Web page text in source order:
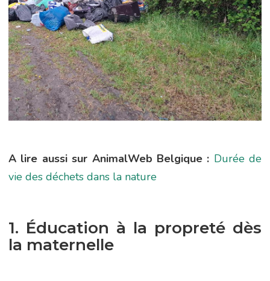
A lire aussi sur AnimalWeb Belgique : Durée de
vie des déchets dans la nature
1. Éducation à la propreté dès
la maternelle